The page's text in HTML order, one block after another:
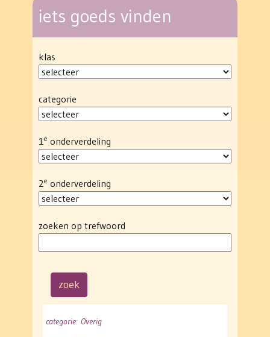
iets goeds vinden
klas
categorie
1e onderverdeling
2e onderverdeling
zoeken op trefwoord
categorie: Overig